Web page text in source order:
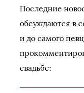
Последние
обсуждаются в
и до самого
свадьбе: